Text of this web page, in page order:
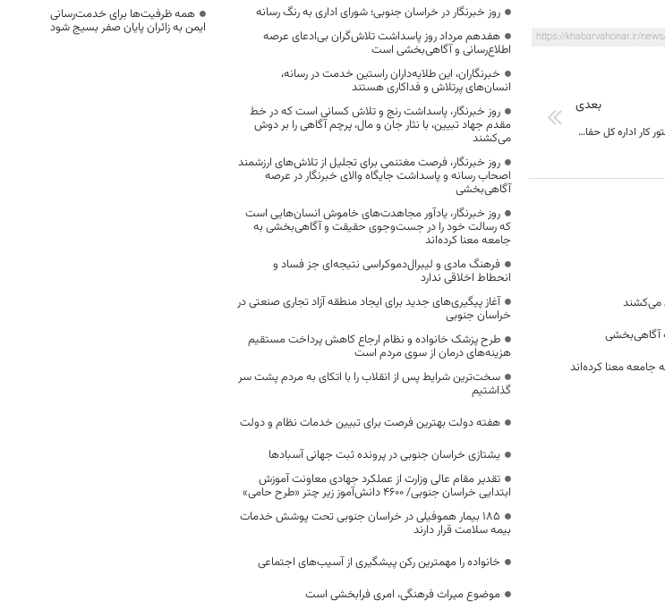
https://khabarvahonar.ir/
بعدی
تعیین حق آبه تالاب کجی نمکزار نهبندان در دستور کار اداره کل حفاظت محیط زیست خراسان جنوبی قرار گرفت
می‌کشند
آگاهی‌بخشی
معنا کرده‌اند
روز خبرنگار در خراسان جنوبی؛ شورای اداری به رنگ رسانه
هفدهم مرداد روز پاسداشت تلاش‌گران بی‌ادعای عرصه
اطلاع‌رسانی و آگاهی‌بخشی است
خبرنگاران، این طلایه‌داران راستین خدمت در رسانه،
انسان‌های پرتلاش و فداکاری هستند
روز خبرنگار، پاسداشت رنج و تلاش کسانی است که در خط
مقدم جهاد تبیین، با نثار جان و مال، پرچم آگاهی را بر دوش
می‌کشند
روز خبرنگار، فرصت مغتنمی برای تجلیل از تلاش‌های ارزشمند
اصحاب رسانه و پاسداشت جایگاه والای خبرنگار در عرصه
آگاهی‌بخشی
روز خبرنگار، یادآور مجاهدت‌های خاموش انسان‌هایی است
که رسالت خود را در جست‌وجوی حقیقت و آگاهی‌بخشی به
جامعه معنا کرده‌اند
فرهنگ مادی و لیبرال‌دموکراسی نتیجه‌ای جز فساد و
انحطاط اخلاقی ندارد
آغاز پیگیری‌های جدید برای ایجاد منطقه آزاد تجاری صنعتی در
خراسان جنوبی
طرح پزشک خانواده و نظام ارجاع کاهش پرداخت مستقیم
هزینه‌های درمان از سوی مردم است
سخت‌ترین شرایط پس از انقلاب را با اتکای به مردم پشت سر
گذاشتیم
هفته دولت بهترین فرصت برای تبیین خدمات نظام و دولت
یشتازی خراسان جنوبی در پرونده ثبت جهانی آسبادها
تقدیر مقام عالی وزارت از عملکرد جهادی معاونت آموزش
ابتدایی خراسان جنوبی/ ۴۶۰۰ دانش‌آموز زیر چتر «طرح حامی»
۱۸۵ بیمار هموفیلی در خراسان جنوبی تحت پوشش خدمات
بیمه سلامت قرار دارند
خانواده را مهمترین رکن پیشگیری از آسیب‌های اجتماعی
موضوع میراث فرهنگی، امری فرابخشی است
همه ظرفیت‌ها برای خدمت‌رسانی
ایمن به زائران پایان صفر بسیج شود